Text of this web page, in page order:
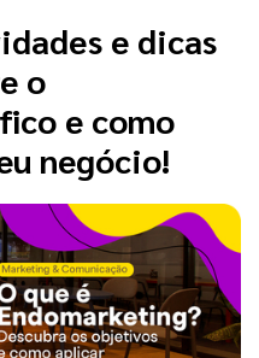
e dicas
o
e como
negócio!